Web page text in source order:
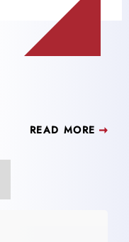
READ MORE